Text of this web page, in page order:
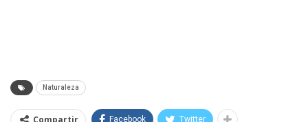
Naturaleza
Compartir Facebook Twitter